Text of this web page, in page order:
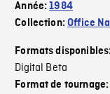
Année:1984
Collection:Office
Formats disponibles:
Digital Beta
Format de